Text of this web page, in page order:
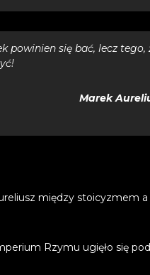
powinien się bać, lecz tego,
Marek
między stoicyzmem a
Rzymu ugięło się pod